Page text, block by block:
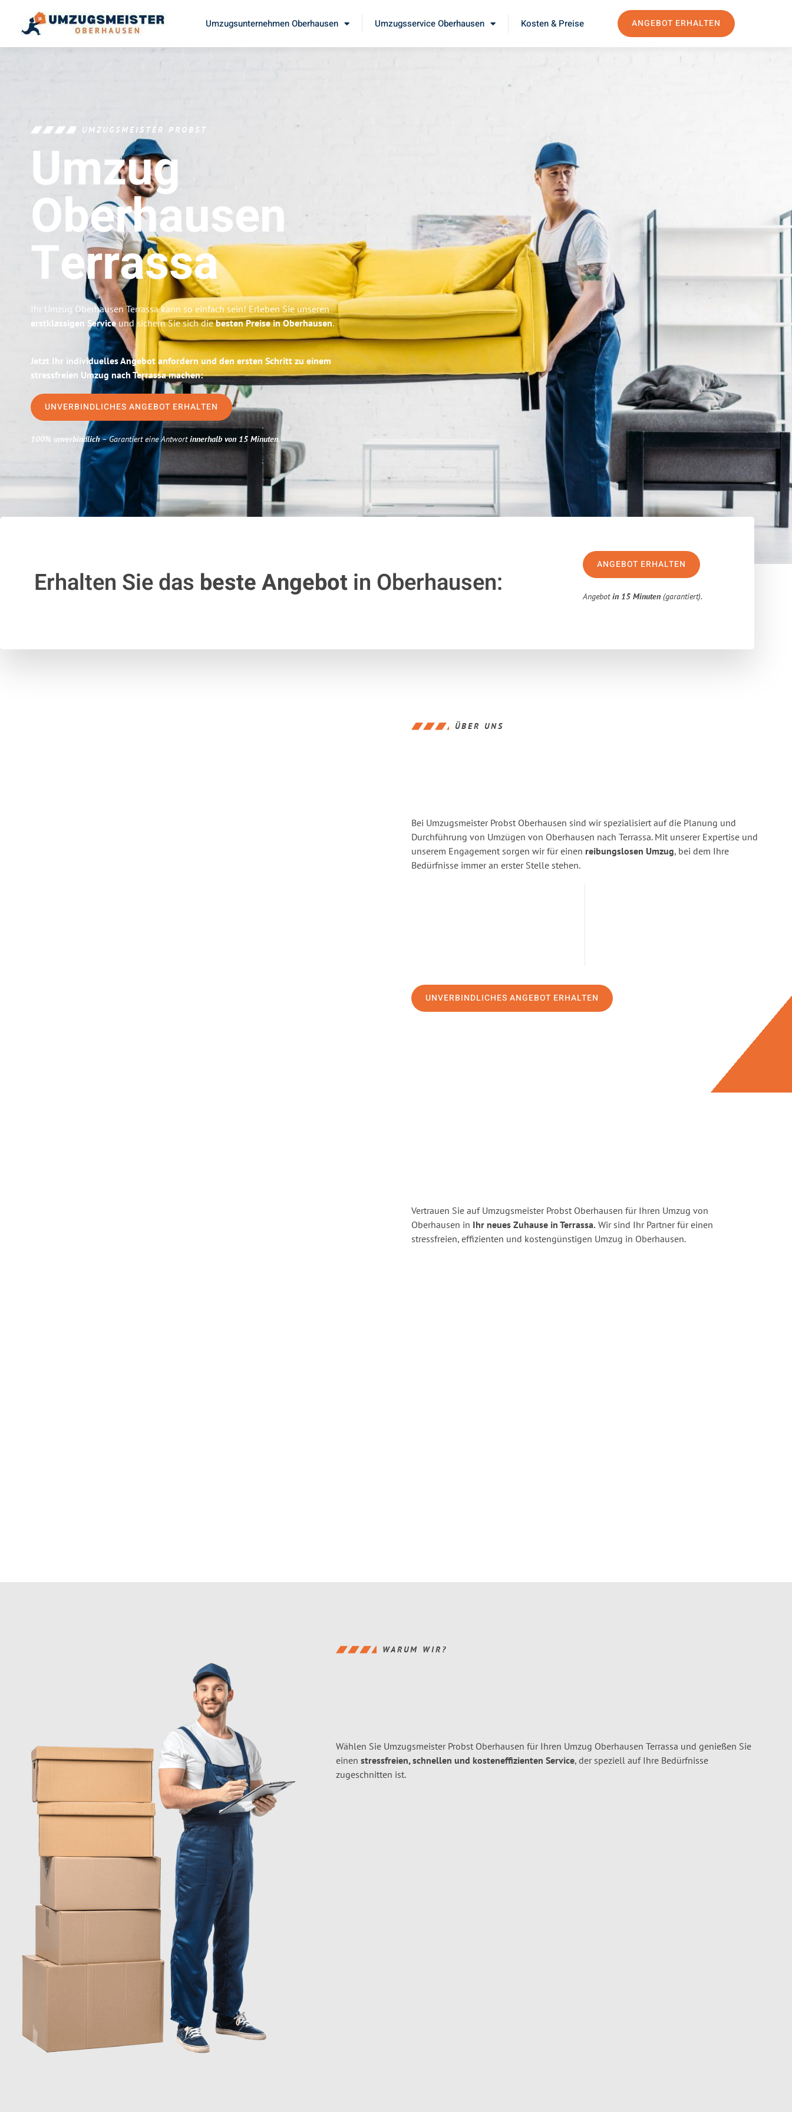
Umzugsunternehmen Oberhausen Umzugsservice Oberhausen Kosten & Preise ANGEBOT ERHALTEN
UMZUGSMEISTER PROBST
Umzug
Oberhausen
Terrassa
Ihr Umzug Oberhausen Terrassa kann so einfach sein! Erleben Sie unseren
erstklassigen Serviceund sichern Sie sich diebesten Preise in Oberhausen.
Jetzt Ihr individuelles Angebot anfordern und den ersten Schritt zu einem
stressfreien Umzug nach Terrassa machen:
UNVERBINDLICHES ANGEBOT ERHALTEN
100% unverbindlich– Garantiert eine Antwortinnerhalb von 15 Minuten.
Erhalten Sie das beste Angebotin Oberhausen:
ANGEBOT ERHALTEN
Angebotin 15 Minuten (garantiert).
ÜBER UNS
Bei Umzugsmeister Probst Oberhausen sind wir spezialisiert auf die Planung und
Durchführung von Umzügen von Oberhausen nach Terrassa. Mit unserer Expertise und
unserem Engagement sorgen wir für einen reibungslosen Umzug, bei dem Ihre
Bedürfnisse immer an erster Stelle stehen.
UNVERBINDLICHES ANGEBOT ERHALTEN
Vertrauen Sie auf Umzugsmeister Probst Oberhausen für Ihren Umzug von
Oberhausen in Ihr neues Zuhause in Terrassa. Wir sind Ihr Partner für einen
stressfreien, effizienten und kostengünstigen Umzug in Oberhausen.
WARUM WIR?
Wählen Sie Umzugsmeister Probst Oberhausen für Ihren Umzug Oberhausen Terrassa und genießen Sie
einen stressfreien, schnellen und kosteneffizienten Service, der speziell auf Ihre Bedürfnisse
zugeschnitten ist.